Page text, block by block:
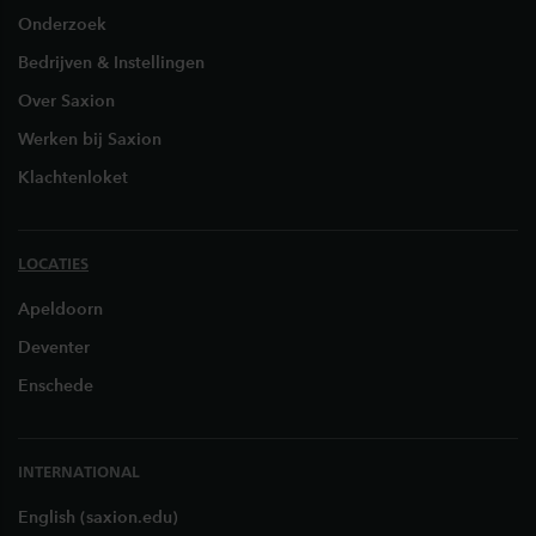
Onderzoek
Bedrijven & Instellingen
Over Saxion
Werken bij Saxion
Klachtenloket
LOCATIES
Apeldoorn
Deventer
Enschede
INTERNATIONAL
English (saxion.edu)